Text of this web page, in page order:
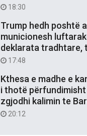
18:30
Trump hedh poshtë
municionesh
deklarata tradhtare,
17:48
Kthesa e madhe e
i thotë përfundimisht
zgjodhi kalimin te
20:12